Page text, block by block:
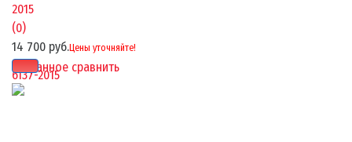
избранное сравнить
2015
(0)
14 700 руб.Цены уточняйте!